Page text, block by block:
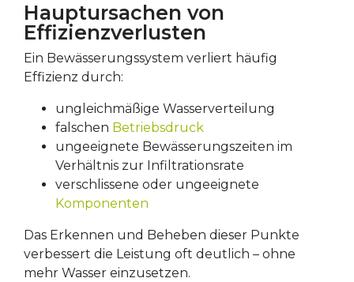
Hauptursachen von
Effizienzverlusten
Ein Bewässerungssystem verliert häufig
Effizienz durch:
ungleichmäßige Wasserverteilung
falschen Betriebsdruck
ungeeignete Bewässerungszeiten im
Verhältnis zur Infiltrationsrate
verschlissene oder ungeeignete
Komponenten
Das Erkennen und Beheben dieser Punkte
verbessert die Leistung oft deutlich – ohne
mehr Wasser einzusetzen.